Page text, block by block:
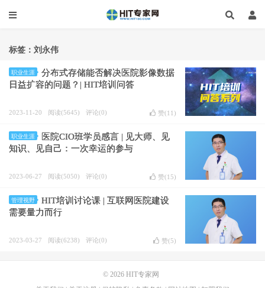
标签：刘永伟
职业生涯
分布式存储能否解决医院影像数据
日益扩容的问题？| HIT培训问答
2023-11-20 阅读(5645) 评论(0) 赞(11 )
职业生涯
医院CIO班学员感言 | 见大师、见
知识、见自己：一次幸运的参与
2023-06-27 阅读(5050) 评论(0) 赞(15)
管理视野
HIT培训讨论课 | 互联网医院建设
需要量力而行
2023-03-27 阅读(6238) 评论(0) 赞(5)
© 2026 HIT专家网